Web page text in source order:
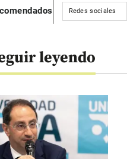
Redes sociales
leyendo